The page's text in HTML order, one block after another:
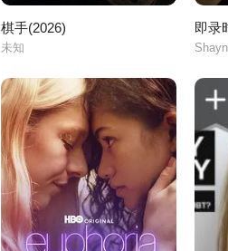
棋手(2026)
未知
即录